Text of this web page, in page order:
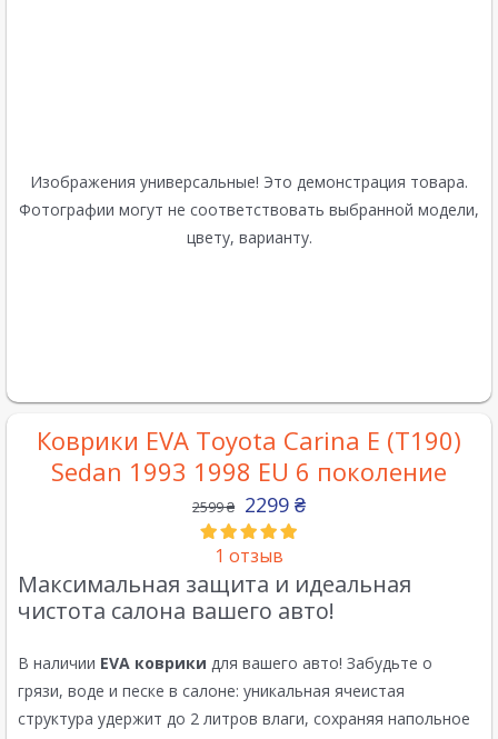
Изображения универсальные! Это демонстрация товара.
Фотографии могут не соответствовать выбранной модели,
цвету, варианту.
Коврики EVA Toyota Carina E (T190)
Sedan 1993 1998 EU 6 поколение
2599₴ 2299 ₴
1 отзыв
Максимальная защита и идеальная
чистота салона вашего авто!
В наличии EVA коврики для вашего авто! Забудьте о
грязи, воде и песке в салоне: уникальная ячеистая
структура удержит до 2 литров влаги, сохраняя напольное